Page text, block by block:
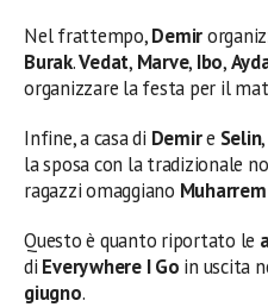
Nel frattempo,Demir
Burak.Vedat, Marve, Ibo,
organizzare la festa per il
Infine, a casa di Demire Selin
la sposa con la tradizionale
ragazzi omaggiano Muharrem
Questo è quanto riportato le
di Everywhere I Go in uscita
giugno.